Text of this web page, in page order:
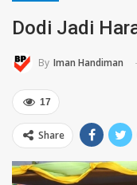
Dodi Jadi
By Iman Handiman
17
Share